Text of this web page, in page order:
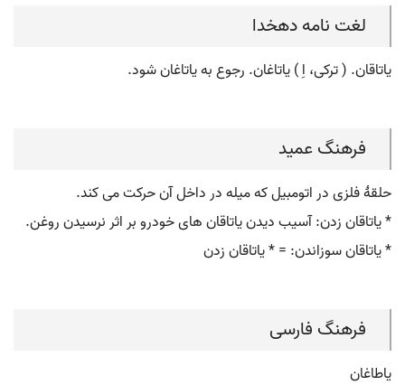
لغت نامه دهخدا
یاتاقان. ( ترکی، اِ ) یاتاغان. رجوع به یاتاغان شود.
فرهنگ عمید
حلقۀ فلزی در اتومبیل که میله در داخل آن حرکت می کند.
* یاتاقان زدن: آسیب دیدن یاتاقان های خودرو بر اثر نرسیدن روغن.
* یاتاقان سوزاندن: = * یاتاقان زدن
فرهنگ فارسی
یاطاغان